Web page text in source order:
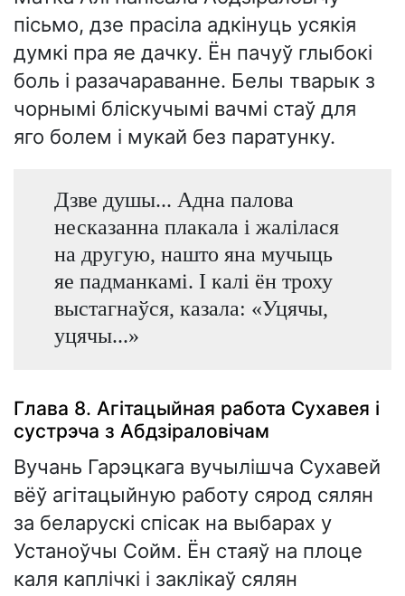
пісьмо, дзе прасіла адкінуць усякія
думкі пра яе дачку. Ён пачуў глыбокі
боль і разачараванне. Белы тварык з
чорнымі бліскучымі вачмі стаў для
яго болем і мукай без паратунку.
Дзве душы... Адна палова
несказанна плакала і жалілася
на другую, нашто яна мучыць
яе падманкамі. І калі ён троху
выстагнаўся, казала: «Уцячы,
уцячы...»
Глава 8. Агітацыйная работа Сухавея і
сустрэча з Абдзіраловічам
Вучань Гарэцкага вучылішча Сухавей
вёў агітацыйную работу сярод сялян
за беларускі спісак на выбарах у
Устаноўчы Сойм. Ён стаяў на плоце
каля каплічкі і заклікаў сялян